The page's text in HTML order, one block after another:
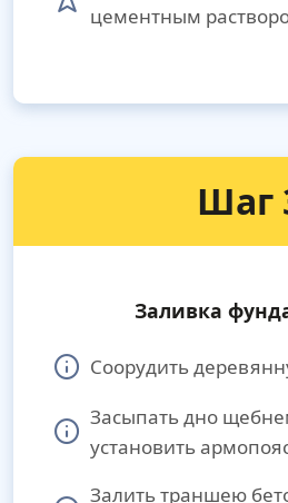
цементным
Шаг
Заливка
Соорудить
Засыпать дно
установить
Залить траншею